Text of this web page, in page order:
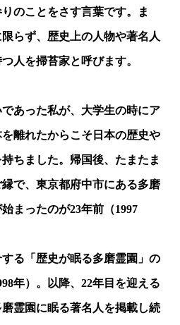
のことをさす言葉です。ま
らず、歴史上の人物や著名人
人を掃苔家と呼びます。
あった私が、大学生の時にア
離れたからこそ日本の歴史や
ちました。帰国後、たまたま
で、東京都府中市にある多磨
まったのが23年前（1997
る「歴史が眠る多磨霊園」の
年）。以降、22年目を迎える
霊園に眠る著名人を掲載し続